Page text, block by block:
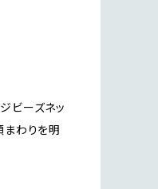
ビーズネッ
まわりを明